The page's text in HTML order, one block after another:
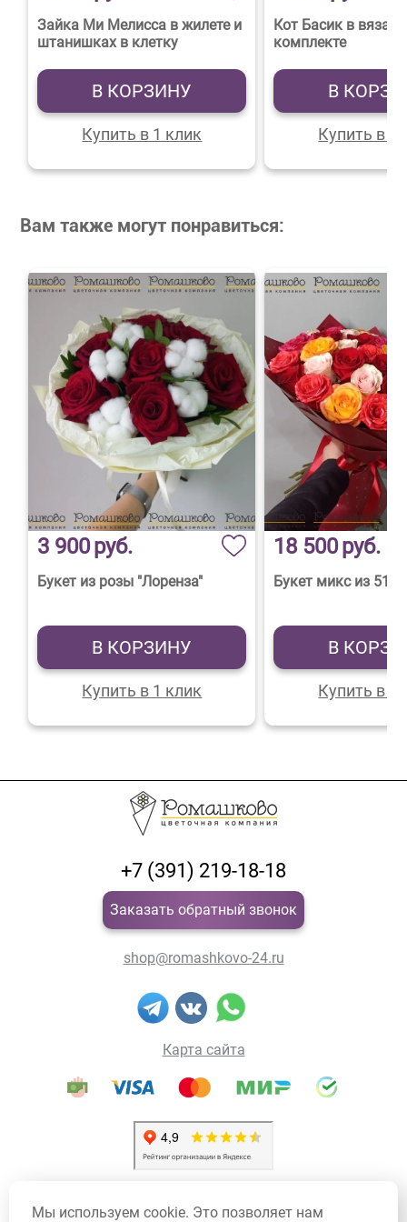
Зайка Ми Мелисса в жилете и
штанишках в клетку
В КОРЗИНУ
Купить в 1 клик
Кот Басик в
комплекте
В
Купить в 1
Вам также могут понравиться:
3 900руб.
Букет из розы "Лоренза"
В КОРЗИНУ
Купить в 1 клик
18 500руб.
Букет микс из 51
В
Купить в 1
+7 (391) 219-18-18
Заказать обратный звонок
shop@romashkovo-24.ru
Карта сайта
Мы используем cookie. Это позволяет нам